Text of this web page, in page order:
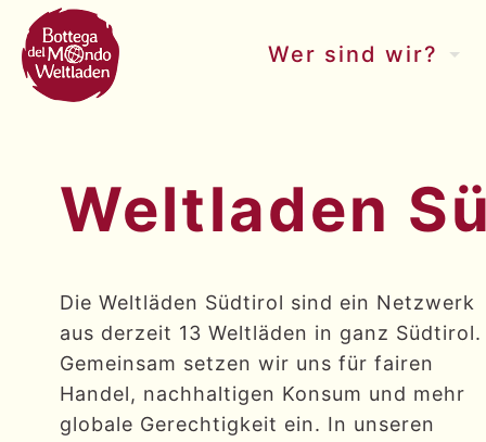
Wer sind wir?
Weltladen
Die Weltläden Südtirol sind ein Netzwerk
aus derzeit 13 Weltläden in ganz Südtirol.
Gemeinsam setzen wir uns für fairen
Handel, nachhaltigen Konsum und mehr
globale Gerechtigkeit ein. In unseren